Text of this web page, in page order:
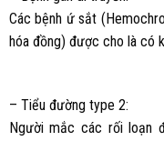
Các bệnh ứ sắt
hóa đồng) được cho là có
– Tiểu đường type 2:
Người mắc các rối loạn